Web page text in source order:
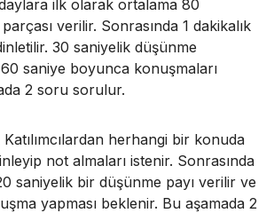
ilk olarak ortalama 80
verilir. Sonrasında 1 dakikalık
30 saniyelik düşünme
saniye boyunca konuşmaları
2 soru sorulur.
Katılımcılardan herhangi bir konuda
not almaları istenir. Sonrasında
saniyelik bir düşünme payı verilir ve
yapması beklenir. Bu aşamada 2